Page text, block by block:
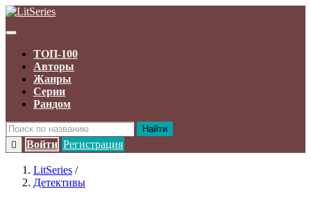
ТОП-100
Авторы
Жанры
Серии
Рандом
Найти
Войти Регистрация
LitSeries /
Детективы